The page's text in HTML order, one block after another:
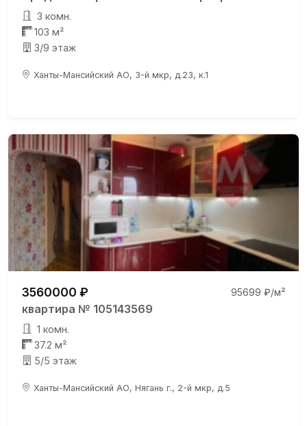
3 комн.
103 м²
3/9 этаж
Ханты-Мансийский АО, 3-й мкр, д.23, к.1
3560000 ₽ 95699 ₽/м²
квартира № 105143569
1 комн.
37.2 м²
5/5 этаж
Ханты-Мансийский АО, Нягань г., 2-й мкр, д.5